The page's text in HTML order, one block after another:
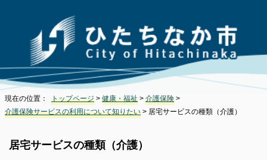
現在の位置： トップページ > 健康・福祉 > 介護保険 >
介護保険サービスの利用について知りたい > 居宅サービスの種類（介護）
居宅サービスの種類（介護）